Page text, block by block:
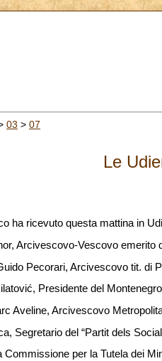
03 > 07
Le
ha ricevuto questa mattina in
Arcivescovo-Vescovo emerito
Pecorari, Arcivescovo tit. di
Presidente del
Aveline, Arcivescovo
Segretario del “Partit dels
Commissione per la Tutela dei